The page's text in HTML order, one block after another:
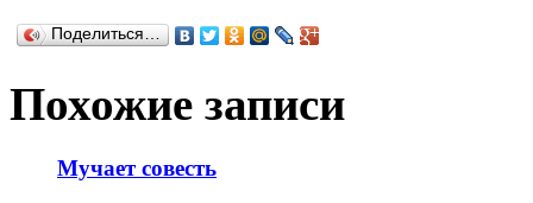
Поделиться…
Похожие записи
Мучает совесть